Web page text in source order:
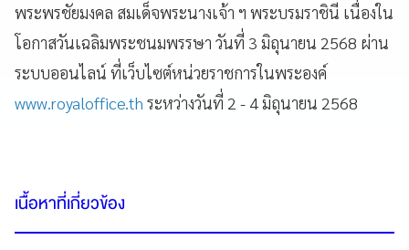
พระพรชัยมงคล สมเด็จพระนางเจ้า ฯ พระบรมราชินี เนื่องใน
โอกาสวันเฉลิมพระชนมพรรษา วันที่ 3 มิถุนายน 2568 ผ่าน
ระบบออนไลน์ ที่เว็บไซต์หน่วยราชการในพระองค์
www.royaloffice.th ระหว่างวันที่ 2 - 4 มิถุนายน 2568
เนื้อหาที่เกี่ยวข้อง